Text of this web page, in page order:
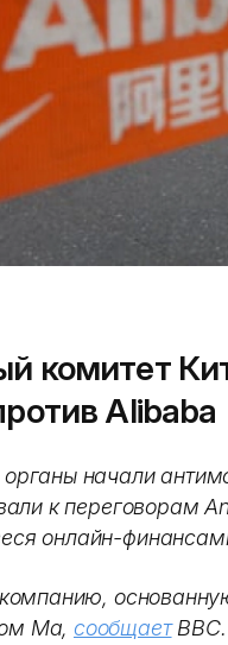
комитет
Alibaba
начали
к переговорам
онлайн-
Ма, сообщаетBBC.